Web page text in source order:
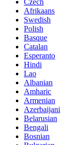
Afrikaans
Swedish
Polish
Basque
Catalan
Esperanto
Hindi
Lao
Albanian
Amharic
Armenian
Azerbaijani
Belarusian
Bengali
Bosnian